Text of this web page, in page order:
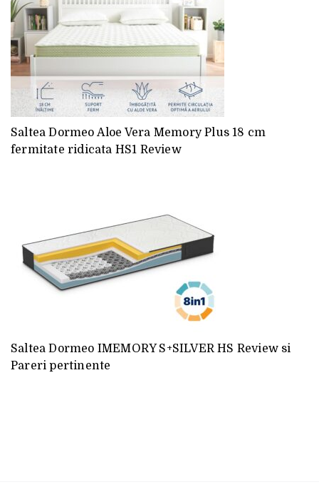
Saltea Dormeo Aloe Vera Memory Plus 18 cm
fermitate ridicata HS1 Review
Saltea Dormeo IMEMORY S+SILVER HS Review si
Pareri pertinente